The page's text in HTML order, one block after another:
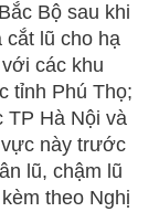
Bộ sau khi
cắt lũ cho hạ
các khu
tỉnh Phú Thọ;
TP Hà Nội và
này trước
lũ, chậm lũ
theo Nghị